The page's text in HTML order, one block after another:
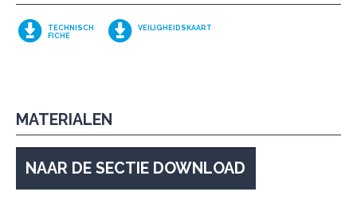
TECHNISCH
FICHE
VEILIGHEIDSKAART
MATERIALEN
NAAR DE SECTIE DOWNLOAD